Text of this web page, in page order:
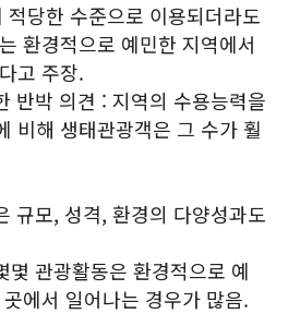
당한 수준으로 이용되더라도
환경적으로 예민한 지역에서
고 주장.
반박 의견 : 지역의 수용능력을
비해 생태관광객은 그 수가 훨
규모, 성격, 환경의 다양성과도
몇 관광활동은 환경적으로 예
에서 일어나는 경우가 많음.